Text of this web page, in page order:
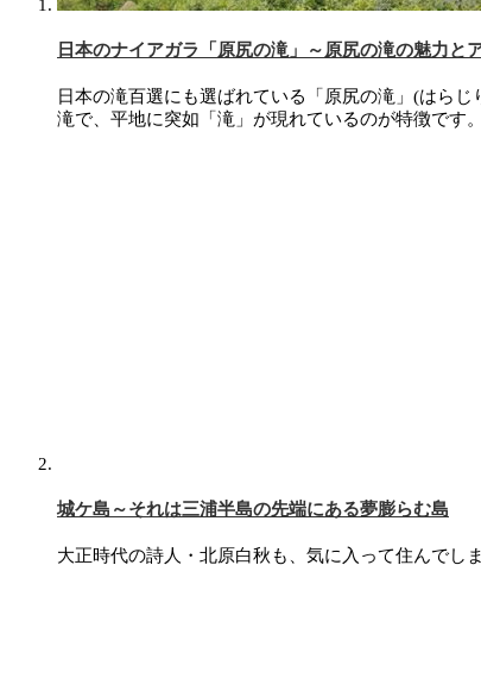
日本のナイアガラ「原尻の滝」～原尻の滝の魅力と
日本の滝百選にも選ばれている「原尻の滝」(はら
滝で、平地に突如「滝」が現れているのが特徴です
城ケ島～それは三浦半島の先端にある夢膨らむ島
大正時代の詩人・北原白秋も、気に入って住んで